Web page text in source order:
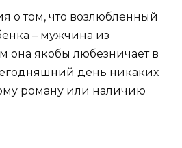
о том, что возлюбленный
– мужчина из
она якобы любезничает в
день никаких
роману или наличию